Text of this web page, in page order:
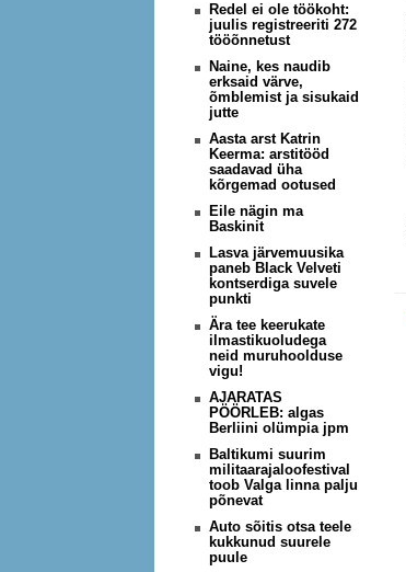
Redel ei ole töökoht:
juulis registreeriti 272
tööõnnetust
Naine, kes naudib
erksaid värve,
õmblemist ja sisukaid
jutte
Aasta arst Katrin
Keerma: arstitööd
saadavad üha
kõrgemad ootused
Eile nägin ma
Baskinit
Lasva järvemuusika
paneb Black Velveti
kontserdiga suvele
punkti
Ära tee keerukate
ilmastikuoludega
neid muruhoolduse
vigu!
AJARATAS
PÖÖRLEB: algas
Berliini olümpia jpm
Baltikumi suurim
militaarajaloofestival
toob Valga linna palju
põnevat
Auto sõitis otsa teele
kukkunud suurele
puule